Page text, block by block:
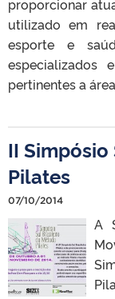
proporcionar
utilizado em
esporte e
especializados
pertinentes a
II
Pilates
07/10/2014
A